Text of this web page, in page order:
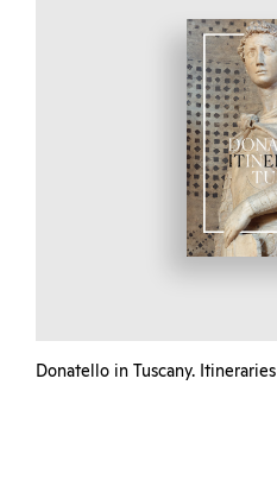
Donatello in Tuscany. Itineraries